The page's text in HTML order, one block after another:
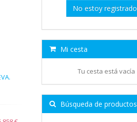
No estoy registrado
Mi cesta
Tu cesta está vacía
Búsqueda de productos